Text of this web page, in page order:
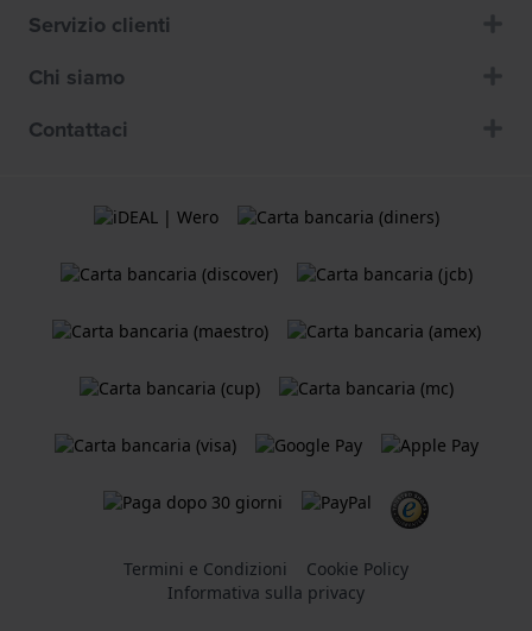
Servizio clienti
Chi siamo
Contattaci
Termini e Condizioni
Cookie Policy
Informativa sulla privacy